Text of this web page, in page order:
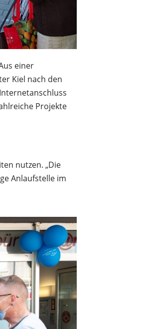
einer
Kiel nach den
Projekte
nutzen. „Die
Anlaufstelle im